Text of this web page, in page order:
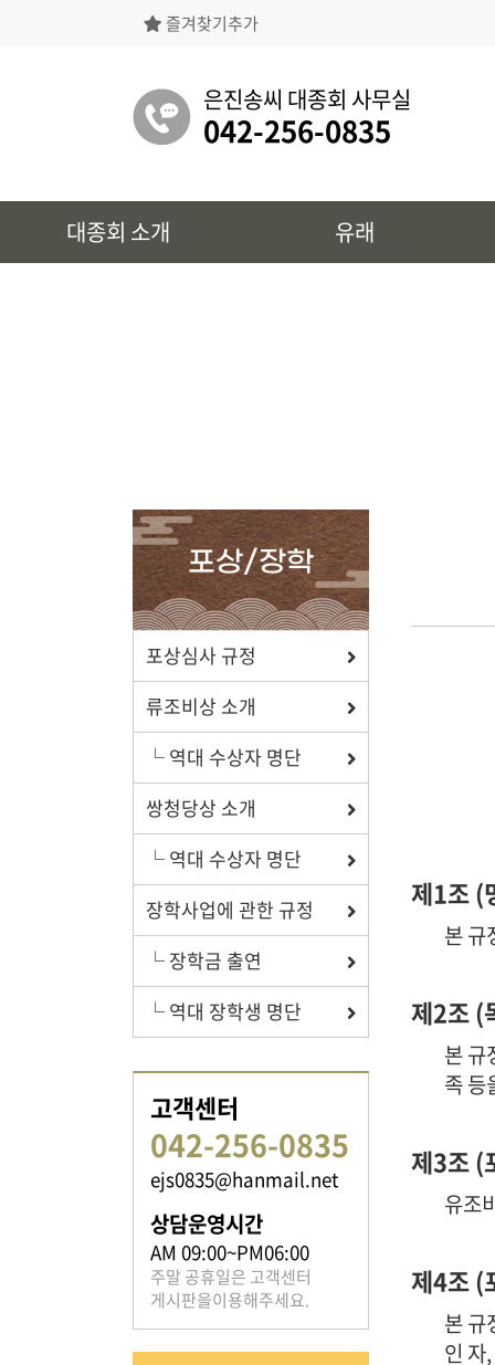
즐겨찾기추가
은진송씨 대종회 사무실
042-256-0835
대종회 소개 유래
유래
시조 및 보관유리, 선대묘역을
포상/장학
효행 정신과 숭조돈종의 사상이
투철한 장학생을 지원합니다.
자료실
보학, 전통상식, 도서관에서
유익한 정보를 확인하세요.
족보 자료실
은진송씨의 족보를 확인하실 수 있습니다.
열린마당
포상/장학
포상심사 규정
류조비상 소개
└ 역대 수상자 명단
쌍청당상 소개
└ 역대 수상자 명단
장학사업에 관한 규정
└ 장학금 출연
└ 역대 장학생 명단
고객센터
042-256-0835
ejs0835@hanmail.net
상담운영시간
AM 09:00~PM06:00
주말 공휴일은 고객센터
게시판을이용해주세요.
제1조 (
본 규
제2조 (
본 규
족 등
제3조 (
유조
제4조 (
본 규
인 자